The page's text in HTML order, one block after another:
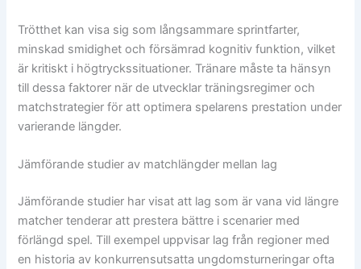
Trötthet kan visa sig som långsammare sprintfarter,
minskad smidighet och försämrad kognitiv funktion, vilket
är kritiskt i högtryckssituationer. Tränare måste ta hänsyn
till dessa faktorer när de utvecklar träningsregimer och
matchstrategier för att optimera spelarens prestation under
varierande längder.
Jämförande studier av matchlängder mellan lag
Jämförande studier har visat att lag som är vana vid längre
matcher tenderar att prestera bättre i scenarier med
förlängd spel. Till exempel uppvisar lag från regioner med
en historia av konkurrensutsatta ungdomsturneringar ofta